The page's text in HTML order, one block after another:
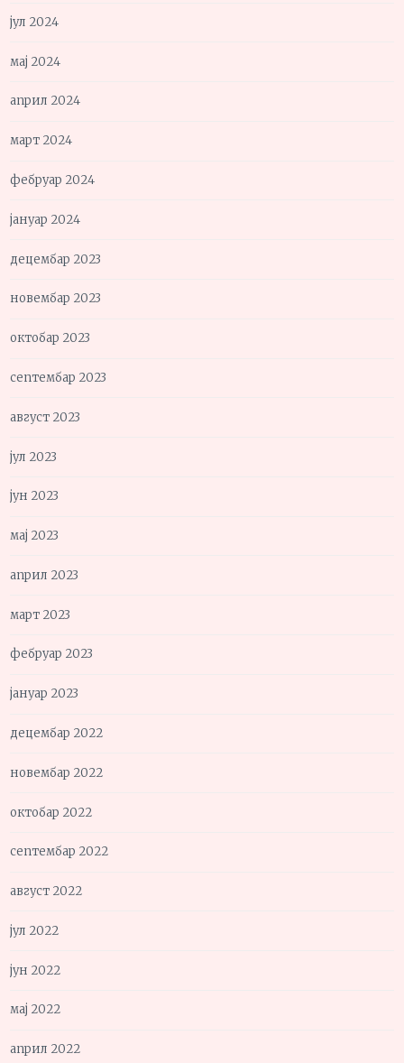
јул 2024
мај 2024
април 2024
март 2024
фебруар 2024
јануар 2024
децембар 2023
новембар 2023
октобар 2023
септембар 2023
август 2023
јул 2023
јун 2023
мај 2023
април 2023
март 2023
фебруар 2023
јануар 2023
децембар 2022
новембар 2022
октобар 2022
септембар 2022
август 2022
јул 2022
јун 2022
мај 2022
април 2022